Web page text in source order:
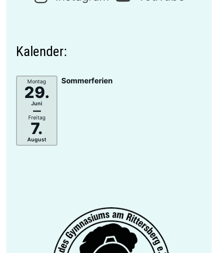
Kalender:
Montag
29.
Juni
–
Freitag
7.
August
Sommerferien